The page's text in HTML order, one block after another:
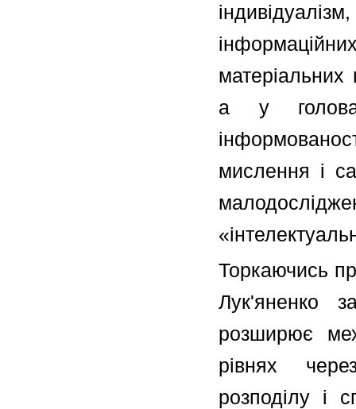
матеріальних
а у
мислення і
Торкаючись
Лук'яненко
розширює
рівнях
розподілу і